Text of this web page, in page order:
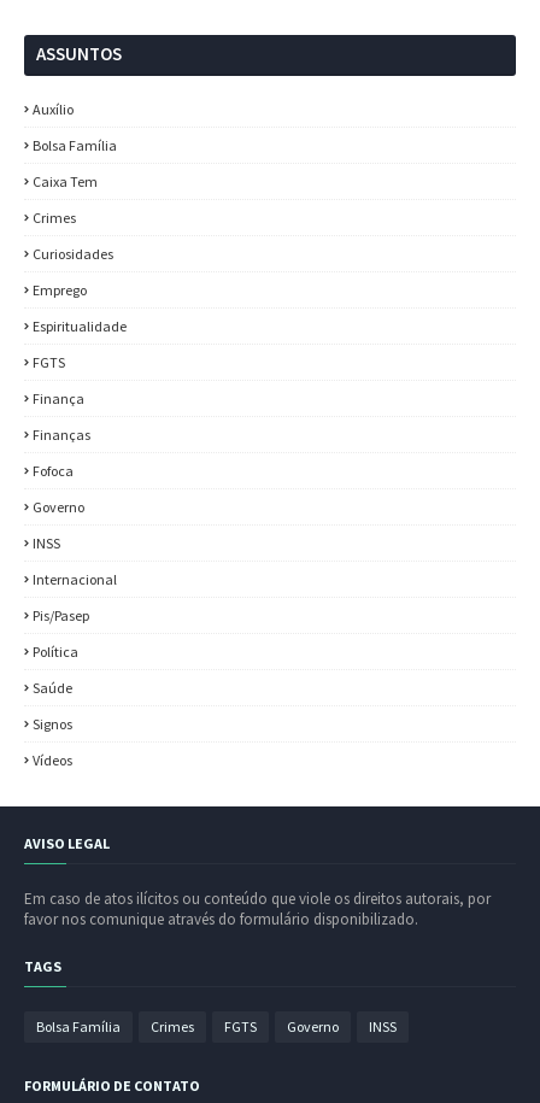
ASSUNTOS
Auxílio
Bolsa Família
Caixa Tem
Crimes
Curiosidades
Emprego
Espiritualidade
FGTS
Finança
Finanças
Fofoca
Governo
INSS
Internacional
Pis/Pasep
Política
Saúde
Signos
Vídeos
AVISO LEGAL
Em caso de atos ilícitos ou conteúdo que viole os direitos autorais, por
favor nos comunique através do formulário disponibilizado.
TAGS
Bolsa Família Crimes FGTS Governo INSS
FORMULÁRIO DE CONTATO